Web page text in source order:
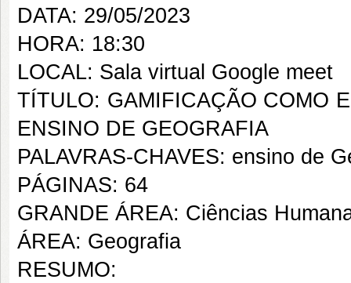
DATA: 29/05/2023
HORA: 18:30
LOCAL: Sala virtual Google meet
TÍTULO: GAMIFICAÇÃO COMO
ENSINO DE GEOGRAFIA
PALAVRAS-CHAVES: ensino de
PÁGINAS: 64
GRANDE ÁREA: Ciências
ÁREA: Geografia
RESUMO: